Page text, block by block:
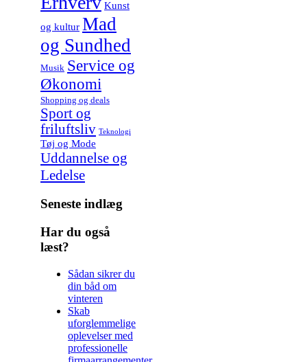
Kunst
og kultur Mad
og Sundhed
Musik Service og
Økonomi
Shopping og deals
Sport og
friluftsliv Teknologi
Tøj og Mode
Uddannelse og
Ledelse
Seneste indlæg
Har du også
læst?
Sådan sikrer du
din båd om
vinteren
Skab
uforglemmelige
oplevelser med
professionelle